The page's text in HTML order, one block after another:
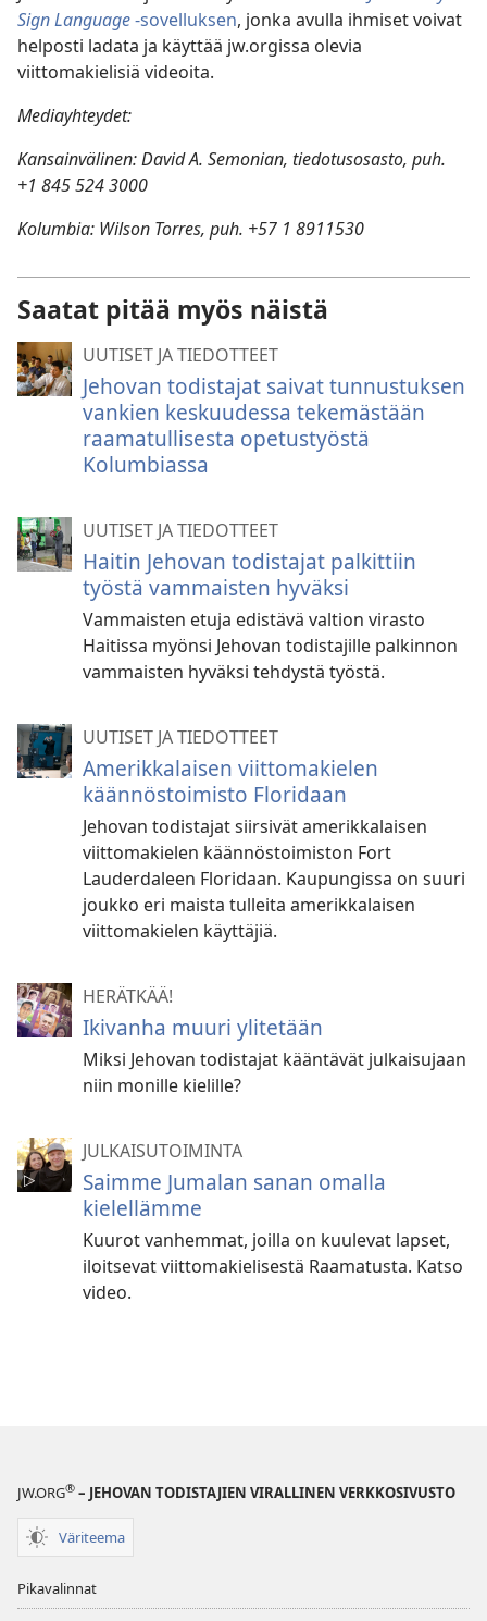
Sign Language-sovelluksen, jonka avulla ihmiset voivat
helposti ladata ja käyttää jw.orgissa olevia
viittomakielisiä videoita.
Mediayhteydet:
Kansainvälinen: David A. Semonian, tiedotusosasto, puh.
+1 845 524 3000
Kolumbia: Wilson Torres, puh. +57 1 8911530
Saatat pitää myös näistä
UUTISET JA TIEDOTTEET
Jehovan todistajat saivat tunnustuksen
vankien keskuudessa tekemästään
raamatullisesta opetustyöstä
Kolumbiassa
UUTISET JA TIEDOTTEET
Haitin Jehovan todistajat palkittiin
työstä vammaisten hyväksi
Vammaisten etuja edistävä valtion virasto
Haitissa myönsi Jehovan todistajille palkinnon
vammaisten hyväksi tehdystä työstä.
UUTISET JA TIEDOTTEET
Amerikkalaisen viittomakielen
käännöstoimisto Floridaan
Jehovan todistajat siirsivät amerikkalaisen
viittomakielen käännöstoimiston Fort
Lauderdaleen Floridaan. Kaupungissa on suuri
joukko eri maista tulleita amerikkalaisen
viittomakielen käyttäjiä.
HERÄTKÄÄ!
Ikivanha muuri ylitetään
Miksi Jehovan todistajat kääntävät julkaisujaan
niin monille kielille?
JULKAISUTOIMINTA
Saimme Jumalan sanan omalla
kielellämme
Kuurot vanhemmat, joilla on kuulevat lapset,
iloitsevat viittomakielisestä Raamatusta. Katso
video.
JW.ORG® – JEHOVAN TODISTAJIEN VIRALLINEN VERKKOSIVUSTO
Väriteema
Pikavalinnat